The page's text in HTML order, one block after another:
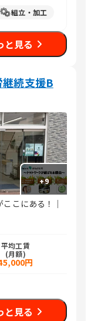
組立・加工
と見る
継続支援B
+9
こにある！｜
平均工賃
(月額)
円
と見る